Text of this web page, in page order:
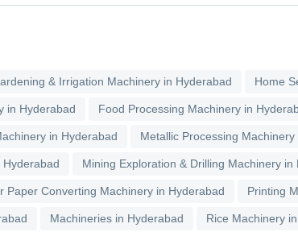
पर आधारित भरोसेमंद विक्रेता नीचे दिए गए हैं -
सोलूशन्स
& Irrigation Machinery in Hyderabad Home
in Hyderabad Food Processing Machinery in
in Hyderabad Metallic Processing
Mining Exploration & Drilling Machinery in
Paper Converting Machinery in Hyderabad Printing
Machineries in Hyderabad Rice Machinery